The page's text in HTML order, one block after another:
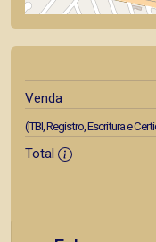
Venda
(ITBI, Registro, Escritura e
Total